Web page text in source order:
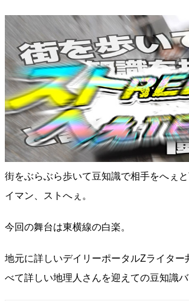
街をぶらぶら歩いて豆知識で相手をへぇ
イマン、ストへぇ。
今回の舞台は東横線の白楽。
地元に詳しいデイリーポータルZライター
べて詳しい地理人さんを迎えての豆知識バ